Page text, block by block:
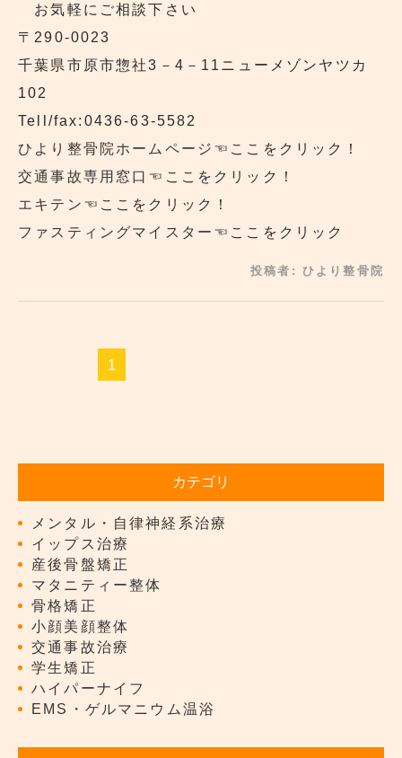
お気軽にご相談下さい
〒290‐0023
千葉県市原市惣社3－4－11ニューメゾンヤツカ
102
Tell/fax:0436-63-5582
ひより整骨院ホームページ ☜ここをクリック！
交通事故専用窓口 ☜ここをクリック！
エキテン ☜ここをクリック！
ファスティングマイスター ☜ここをクリック
投稿者: ひより整骨院
1
カテゴリ
メンタル・自律神経系治療
イップス治療
産後骨盤矯正
マタニティー整体
骨格矯正
小顔美顔整体
交通事故治療
学生矯正
ハイパーナイフ
EMS・ゲルマニウム温浴